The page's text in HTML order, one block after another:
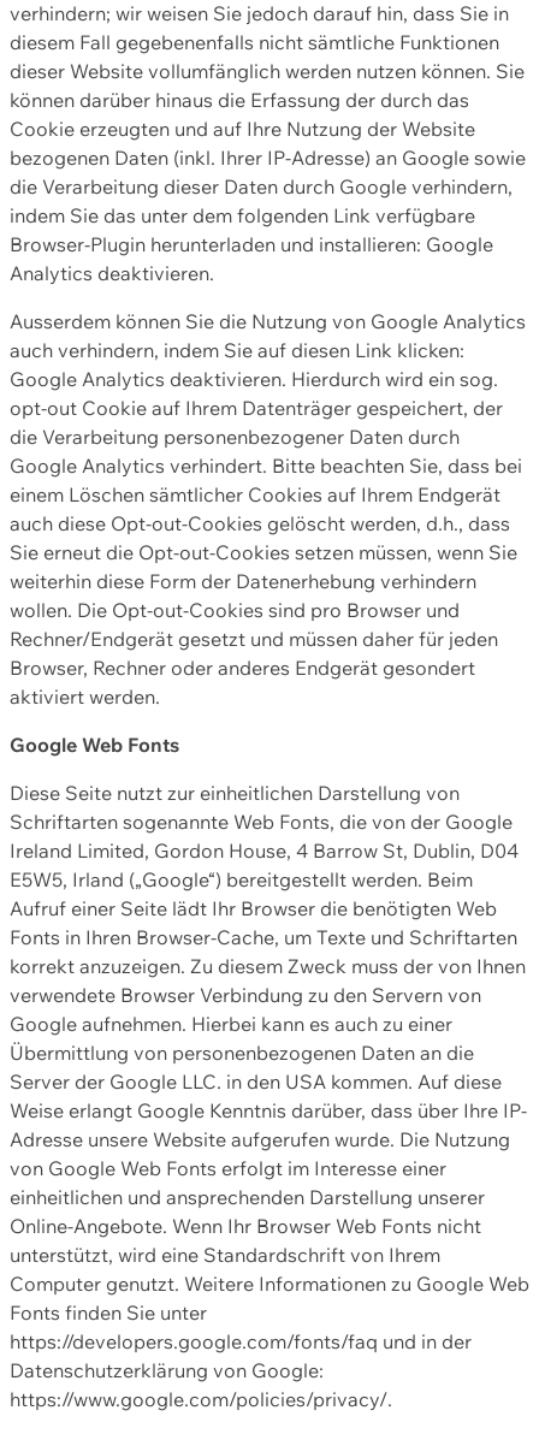
verhindern; wir weisen Sie jedoch darauf hin, dass Sie in
diesem Fall gegebenenfalls nicht sämtliche Funktionen
dieser Website vollumfänglich werden nutzen können. Sie
können darüber hinaus die Erfassung der durch das
Cookie erzeugten und auf Ihre Nutzung der Website
bezogenen Daten (inkl. Ihrer IP-Adresse) an Google sowie
die Verarbeitung dieser Daten durch Google verhindern,
indem Sie das unter dem folgenden Link verfügbare
Browser-Plugin herunterladen und installieren: Google
Analytics deaktivieren.
Ausserdem können Sie die Nutzung von Google Analytics
auch verhindern, indem Sie auf diesen Link klicken:
Google Analytics deaktivieren. Hierdurch wird ein sog.
opt-out Cookie auf Ihrem Datenträger gespeichert, der
die Verarbeitung personenbezogener Daten durch
Google Analytics verhindert. Bitte beachten Sie, dass bei
einem Löschen sämtlicher Cookies auf Ihrem Endgerät
auch diese Opt-out-Cookies gelöscht werden, d.h., dass
Sie erneut die Opt-out-Cookies setzen müssen, wenn Sie
weiterhin diese Form der Datenerhebung verhindern
wollen. Die Opt-out-Cookies sind pro Browser und
Rechner/Endgerät gesetzt und müssen daher für jeden
Browser, Rechner oder anderes Endgerät gesondert
aktiviert werden.
Google Web Fonts
Diese Seite nutzt zur einheitlichen Darstellung von
Schriftarten sogenannte Web Fonts, die von der Google
Ireland Limited, Gordon House, 4 Barrow St, Dublin, D04
E5W5, Irland („Google“) bereitgestellt werden. Beim
Aufruf einer Seite lädt Ihr Browser die benötigten Web
Fonts in Ihren Browser-Cache, um Texte und Schriftarten
korrekt anzuzeigen. Zu diesem Zweck muss der von Ihnen
verwendete Browser Verbindung zu den Servern von
Google aufnehmen. Hierbei kann es auch zu einer
Übermittlung von personenbezogenen Daten an die
Server der Google LLC. in den USA kommen. Auf diese
Weise erlangt Google Kenntnis darüber, dass über Ihre IP-
Adresse unsere Website aufgerufen wurde. Die Nutzung
von Google Web Fonts erfolgt im Interesse einer
einheitlichen und ansprechenden Darstellung unserer
Online-Angebote. Wenn Ihr Browser Web Fonts nicht
unterstützt, wird eine Standardschrift von Ihrem
Computer genutzt. Weitere Informationen zu Google Web
Fonts finden Sie unter
https://developers.google.com/fonts/faq und in der
Datenschutzerklärung von Google:
https://www.google.com/policies/privacy/.